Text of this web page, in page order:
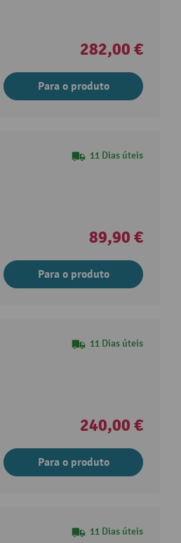
282,00 €
Para o produto
11 Dias úteis
89,90 €
Para o produto
11 Dias úteis
240,00 €
Para o produto
11 Dias úteis